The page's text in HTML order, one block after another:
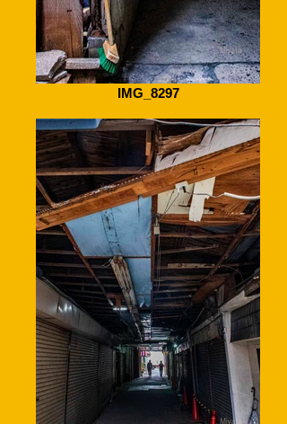
IMG_8297